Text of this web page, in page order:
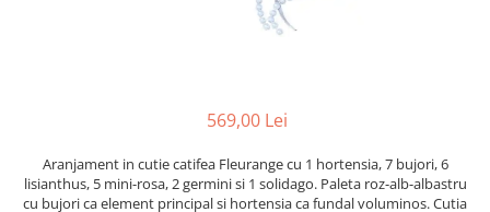
569,00 Lei
Aranjament in cutie catifea Fleurange cu 1 hortensia, 7 bujori, 6
lisianthus, 5 mini-rosa, 2 germini si 1 solidago. Paleta roz-alb-albastru
cu bujori ca element principal si hortensia ca fundal voluminos. Cutia